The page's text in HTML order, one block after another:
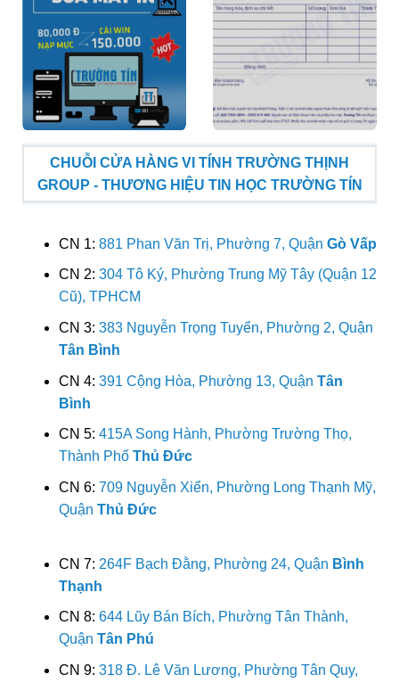
CHUỖI CỬA HÀNG VI TÍNH TRƯỜNG THỊNH
GROUP - THƯƠNG HIỆU TIN HỌC TRƯỜNG TÍN
CN 1: 881 Phan Văn Trị, Phường 7, Quận Gò Vấp
CN 2: 304 Tô Ký, Phường Trung Mỹ Tây (Quận 12
Cũ), TPHCM
CN 3: 383 Nguyễn Trọng Tuyển, Phường 2, Quận
Tân Bình
CN 4: 391 Cộng Hòa, Phường 13, Quận Tân
Bình
CN 5: 415A Song Hành, Phường Trường Thọ,
Thành Phố Thủ Đức
CN 6: 709 Nguyễn Xiển, Phường Long Thạnh Mỹ,
Quận Thủ Đức
CN 7: 264F Bạch Đằng, Phường 24, Quận Bình
Thạnh
CN 8: 644 Lũy Bán Bích, Phường Tân Thành,
Quận Tân Phú
CN 9: 318 Đ. Lê Văn Lương, Phường Tân Quy,